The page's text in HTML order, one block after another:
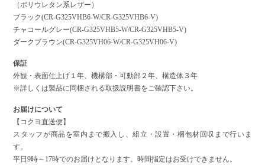
（ポリウレタン系レザー）
ブラック(CR-G325VHB6-W/CR-G325VHB6-V)
チャコールグレー(CR-G325VHB5-W/CR-G325VHB5-V)
ダークブラウン(CR-G325VH06-W/CR-G325VH06-V)
保証
外観・表面仕上げ１年、機構部・可動部２年、構造体３年
※詳しくは製品に同梱される取扱説明書をご確認下さい。
お届けについて
【コクヨ直送便】
スタッフが商品を室内まで搬入し、組立・設置・梱包材回収まで行いま
す。
平日9時～17時でのお届けとなります。時間指定はお受けできません。